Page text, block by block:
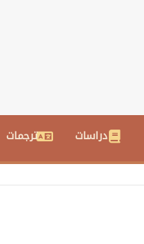
دراسات ترجمات